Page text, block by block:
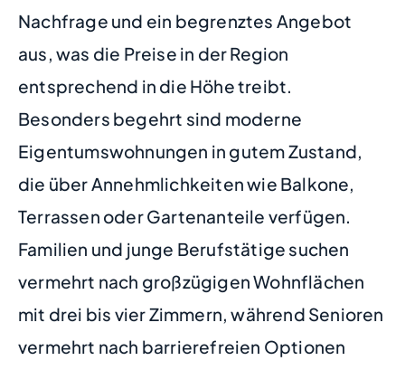
Nachfrage und ein begrenztes Angebot
aus, was die Preise in der Region
entsprechend in die Höhe treibt.
Besonders begehrt sind moderne
Eigentumswohnungen in gutem Zustand,
die über Annehmlichkeiten wie Balkone,
Terrassen oder Gartenanteile verfügen.
Familien und junge Berufstätige suchen
vermehrt nach großzügigen Wohnflächen
mit drei bis vier Zimmern, während Senioren
vermehrt nach barrierefreien Optionen